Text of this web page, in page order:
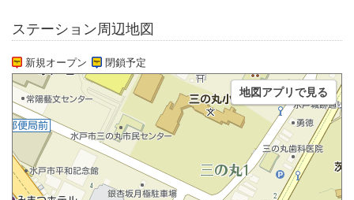
ステーション周辺地図
新規オープン 閉鎖予定
地図アプリで見る